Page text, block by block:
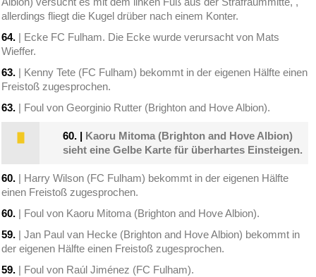
allerdings fliegt die Kugel drüber nach einem Konter.
64. | Ecke FC Fulham. Die Ecke wurde verursacht von Mats
Wieffer.
63. | Kenny Tete (FC Fulham) bekommt in der eigenen Hälfte einen
Freistoß zugesprochen.
63. | Foul von Georginio Rutter (Brighton and Hove Albion).
60. | Kaoru Mitoma (Brighton and Hove Albion)
sieht eine Gelbe Karte für überhartes Einsteigen.
60. | Harry Wilson (FC Fulham) bekommt in der eigenen Hälfte
einen Freistoß zugesprochen.
60. | Foul von Kaoru Mitoma (Brighton and Hove Albion).
59. | Jan Paul van Hecke (Brighton and Hove Albion) bekommt in
der eigenen Hälfte einen Freistoß zugesprochen.
59. | Foul von Raúl Jiménez (FC Fulham).